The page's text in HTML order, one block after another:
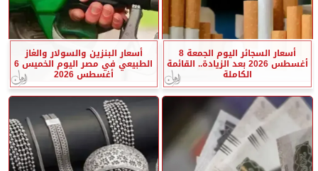
أسعار السجائر اليوم الجمعة 8
أغسطس 2026 بعد الزيادة.. القائمة
الكاملة
أسعار البنزين والسولار والغاز
الطبيعي في مصر اليوم الخميس 6
أغسطس 2026